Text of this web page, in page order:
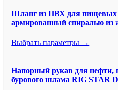
Шланг из ПВХ для пищевых
армированный спиралью из
Выбрать параметры →
Напорный рукав для нефти,
бурового шлама RIG STAR D